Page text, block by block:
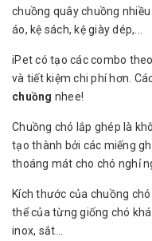
chuồng quây chuồng
áo, kệ sách, kệ giày dép,...
iPet có tạo các combo
và tiết kiệm chi phí hơn.
chuồng nhee!
Chuồng chó lắp ghép là
tạo thành bởi các miếng
thoáng mát cho chó nghỉ
Kích thước của chuồng
thể của từng giống chó
inox, sắt...